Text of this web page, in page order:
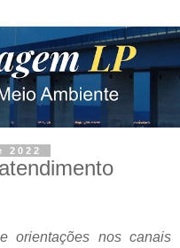
2022
orientações nos canais